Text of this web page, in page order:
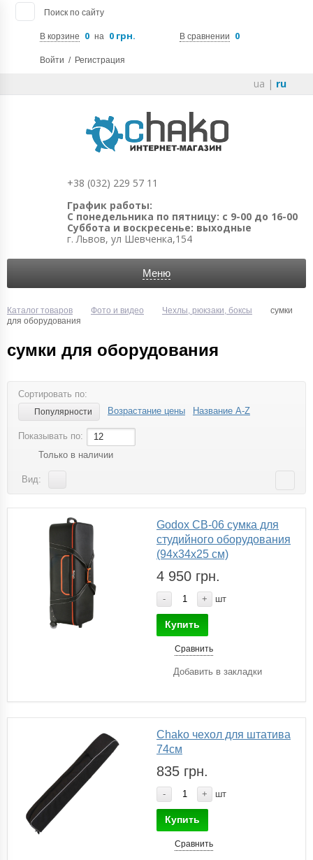
Поиск по сайту
В корзине 0 на 0 грн. В сравнении 0
Войти / Регистрация
ua | ru
+38 (032) 229 57 11
График работы:
С понедельника по пятницу: с 9-00 до 16-00
Суббота и воскресенье: выходные
г. Львов, ул Шевченка,154
Меню
Каталог товаров Фото и видео Чехлы, рюкзаки, боксы
сумки
для оборудования
сумки для оборудования
Сортировать по:
Популярности Возрастание цены Название A-Z
Показывать по:
12
Только в наличии
Вид:
Godox CB-06 сумка для
студийного оборудования
(94х34х25 см)
4 950 грн.
- + шт
Купить
Сравнить
Добавить в закладки
Chako чехол для штатива
74см
835 грн.
- + шт
Купить
Сравнить